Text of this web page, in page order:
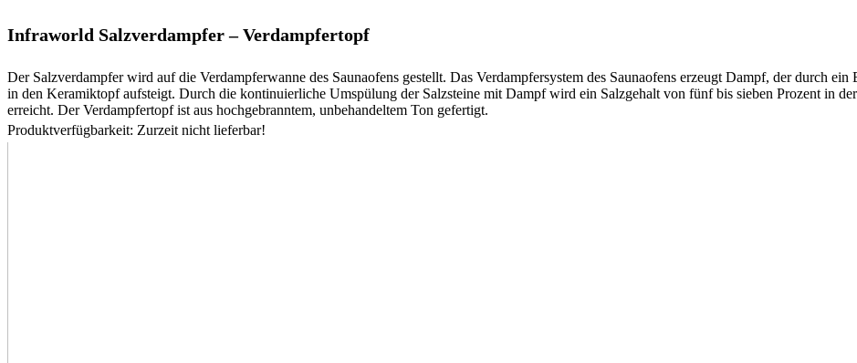
Infraworld Salzverdampfer – Verdampfertopf
Der Salzverdampfer wird auf die Verdampferwanne des Saunaofens gestellt. Das Verdampfersystem des Saunaofens erzeugt Dampf, der durch ein
in den Keramiktopf aufsteigt. Durch die kontinuierliche Umspülung der Salzsteine mit Dampf wird ein Salzgehalt von fünf bis sieben Prozent in
erreicht. Der Verdampfertopf ist aus hochgebranntem, unbehandeltem Ton gefertigt.
Produktverfügbarkeit: Zurzeit nicht lieferbar!